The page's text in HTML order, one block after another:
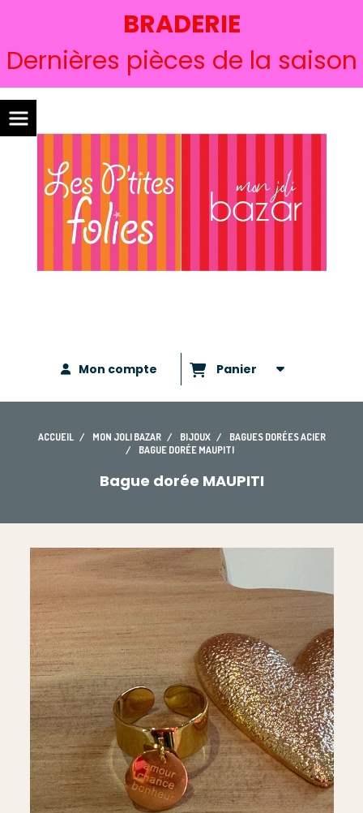
BRADERIE
Dernières pièces de la saison
Mon compte Panier
ACCUEIL MON JOLI BAZAR BIJOUX
BAGUES DORÉES ACIER
BAGUE DORÉE MAUPITI
Bague dorée MAUPITI